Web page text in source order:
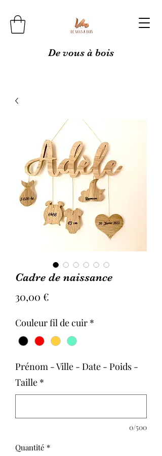
De vous à bois
Cadre de naissance
30,00 €
Couleur fil de cuir *
Prénom - Ville - Date - Poids -
Taille *
0/500
Quantité *